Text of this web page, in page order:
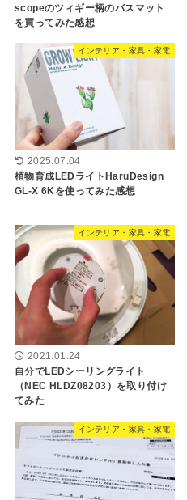
scopeのツィギー柄のバスマット
を買ってみた感想
インテリア・家具・家電
2025.07.04
植物育成LEDライトHaruDesign
GL-X 6Kを使ってみた感想
インテリア・家具・家電
2021.01.24
自分でLEDシーリングライト
（NEC HLDZ08203）を取り付け
てみた
インテリア・家具・家電